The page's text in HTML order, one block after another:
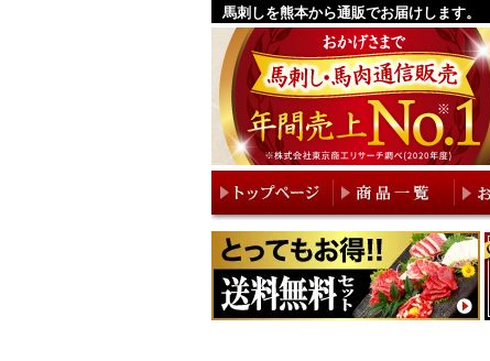
馬刺しを熊本から通販でお届けします。